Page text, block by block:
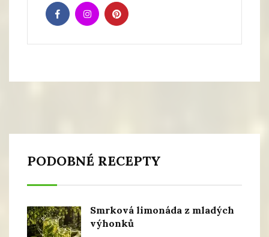
PODOBNÉ RECEPTY
Smrková limonáda z mladých
výhonků